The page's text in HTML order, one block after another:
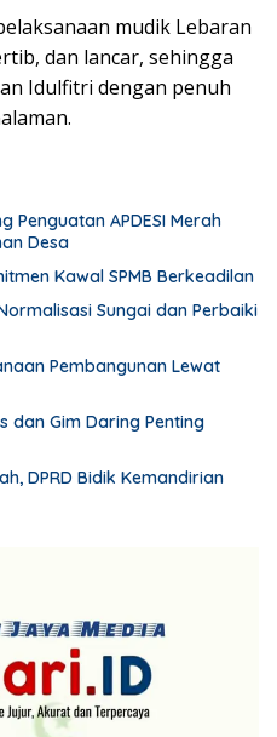
mudik Lebaran
dan lancar, sehingga
Idulfitri dengan penuh
Penguatan APDESI Merah
Desa
Kawal SPMB Berkeadilan
Sungai dan Perbaiki
Pembangunan Lewat
dan Gim Daring Penting
DPRD Bidik Kemandirian